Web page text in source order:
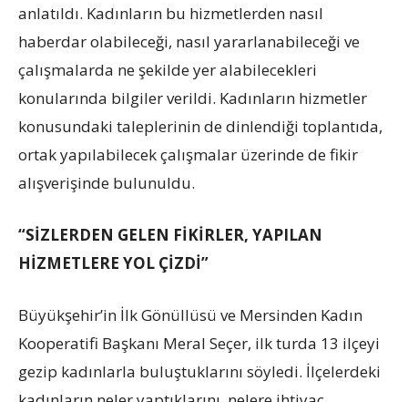
anlatıldı. Kadınların bu hizmetlerden nasıl
haberdar olabileceği, nasıl yararlanabileceği ve
çalışmalarda ne şekilde yer alabilecekleri
konularında bilgiler verildi. Kadınların hizmetler
konusundaki taleplerinin de dinlendiği toplantıda,
ortak yapılabilecek çalışmalar üzerinde de fikir
alışverişinde bulunuldu.
“SİZLERDEN GELEN FİKİRLER, YAPILAN
HİZMETLERE YOL ÇİZDİ”
Büyükşehir’in İlk Gönüllüsü ve Mersinden Kadın
Kooperatifi Başkanı Meral Seçer, ilk turda 13 ilçeyi
gezip kadınlarla buluştuklarını söyledi. İlçelerdeki